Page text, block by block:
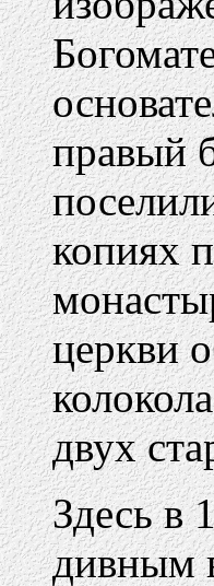
правый
копиях
церкви
двух
Здесь в
дивным